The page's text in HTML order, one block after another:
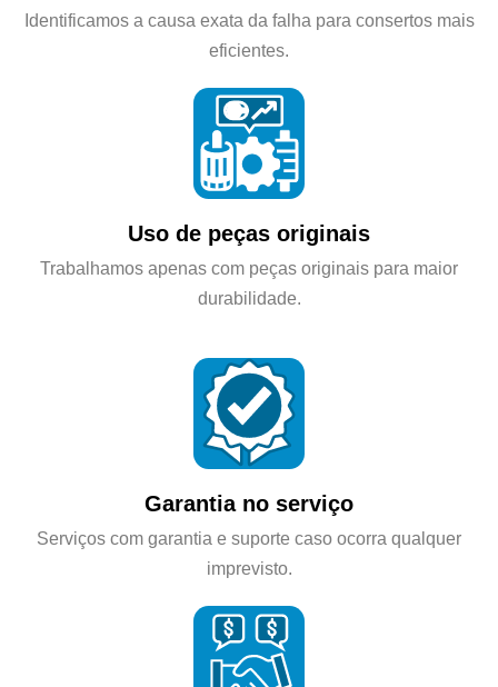
Identificamos a causa exata da falha para consertos mais
eficientes.
Uso de peças originais
Trabalhamos apenas com peças originais para maior
durabilidade.
Garantia no serviço
Serviços com garantia e suporte caso ocorra qualquer
imprevisto.